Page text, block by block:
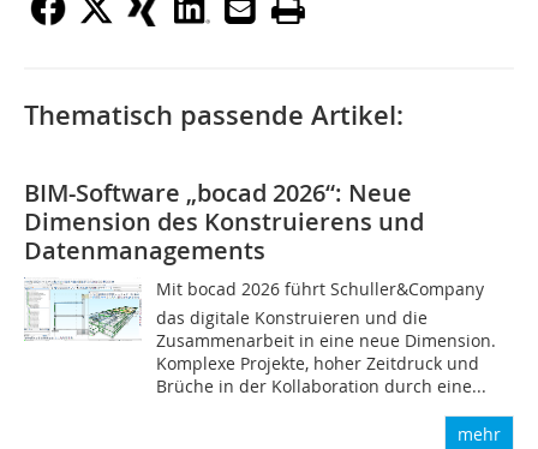
Thematisch passende Artikel:
BIM-Software „bocad 2026“: Neue
Dimension des Konstruierens und
Datenmanagements
Mit bocad 2026 führt Schuller&Company
das digitale Konstruieren und die
Zusammenarbeit in eine neue Dimension.
Komplexe Projekte, hoher Zeitdruck und
Brüche in der Kollaboration durch eine...
mehr